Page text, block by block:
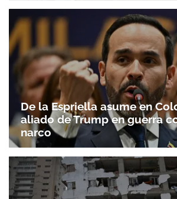
De la Espriella asume en
aliado de Trump en guerra
narco